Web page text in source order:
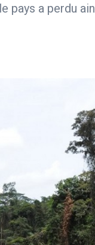
pays a perdu